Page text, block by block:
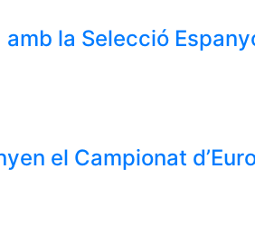
la Selecció
el Campionat